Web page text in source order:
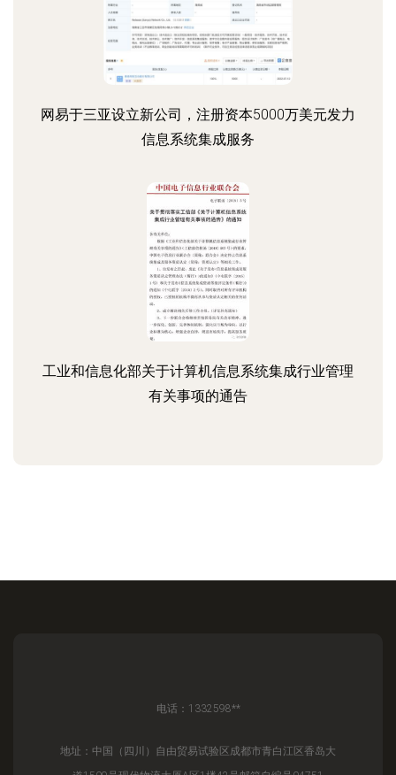
网易于三亚设立新公司，注册资本5000万美元发力
信息系统集成服务
工业和信息化部关于计算机信息系统集成行业管理
有关事项的通告
电话：1332598**
地址：中国（四川）自由贸易试验区成都市青白江区香岛大